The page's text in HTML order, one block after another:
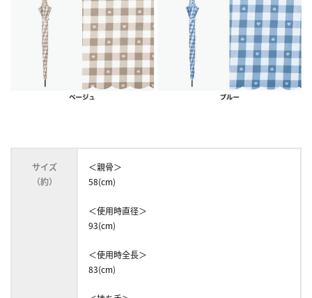
サイズ
（約）
＜親骨＞
58(cm)
＜使用時直径＞
93(cm)
＜使用時全長＞
83(cm)